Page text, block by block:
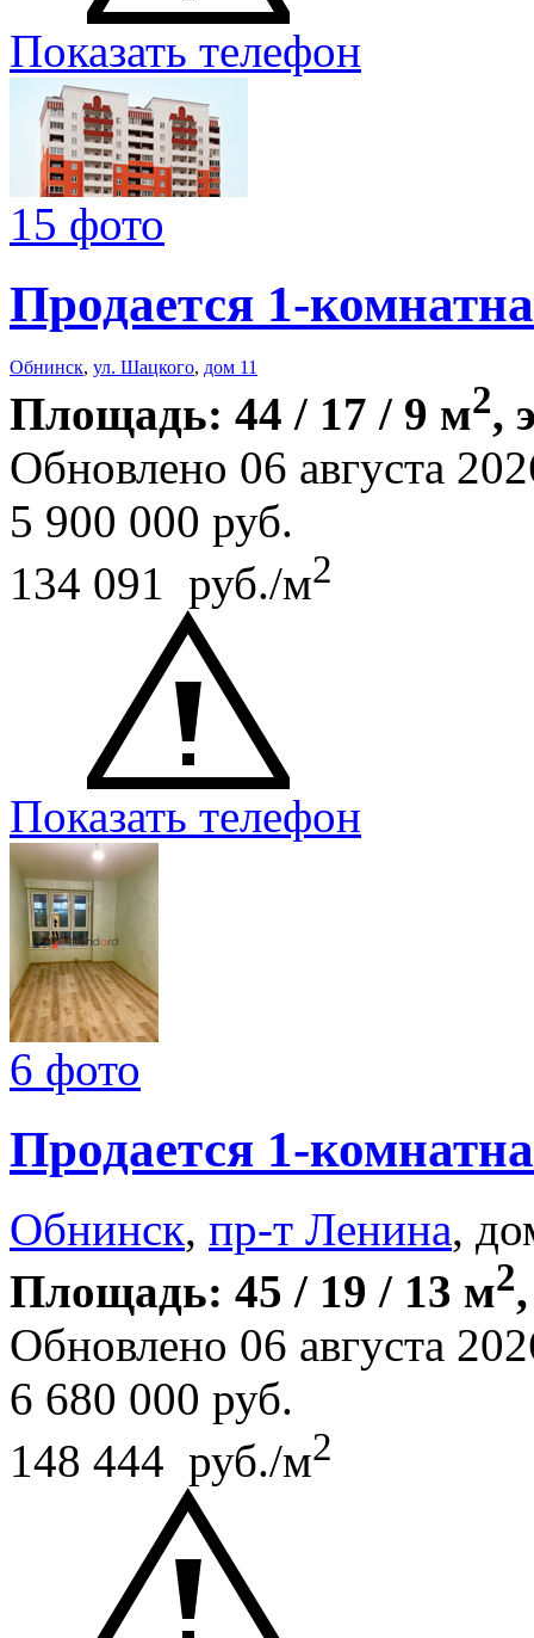
Показать телефон
15 фото
Продается 1-
Обнинск, ул. Шацкого, дом 11
Площадь: 44 / 17 / 9 м2,
Обновлено 06 августа
5 900 000 руб.
134 091 руб./м2
Показать телефон
6 фото
Продается 1-
Обнинск, пр-т Ленина,
Площадь: 45 / 19 / 13 м2
Обновлено 06 августа
6 680 000 руб.
148 444 руб./м2